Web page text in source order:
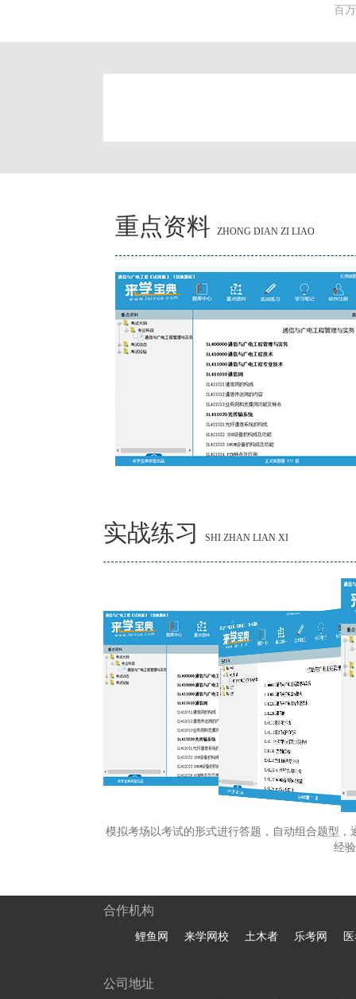
百
重点资料 ZHONG DIAN ZI LIAO
实战练习 SHI ZHAN LIAN XI
模拟考场以考试的形式进行答题，自动组合题型
经
合作机构
鲤鱼网 来学网校 土木者 乐考网
公司地址